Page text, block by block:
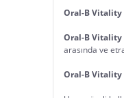
Oral-B Vitality
Oral-B Vitality
arasında ve
Oral-B Vitality